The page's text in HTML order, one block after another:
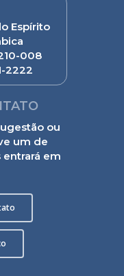
Espírito
008
2222
ou
um de
em